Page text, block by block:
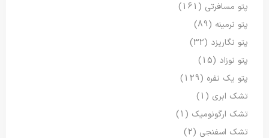
پتو مسافرتی (161)
پتو نرمینه (89)
پتو نگاریزد (32)
پتو نوزاد (15)
پتو یک نفره (129)
تشک ابری (1)
تشک ارگونومیک (1)
تشک اسفنجی (2)